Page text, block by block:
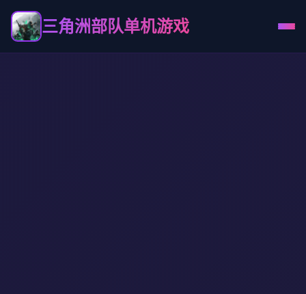
三角洲部队单机游戏